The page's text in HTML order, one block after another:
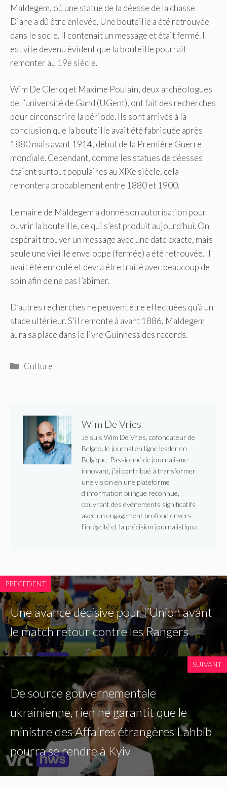
Maldegem, où une statue de la déesse de la chasse
Diane a dû être enlevée. Une bouteille a été retrouvée
dans le socle. Il contenait un message et était fermé. Il
est vite devenu évident que la bouteille pourrait
remonter au 19e siècle.
Wim De Clercq et Maxime Poulain, deux archéologues
de l’université de Gand (UGent), ont fait des recherches
pour circonscrire la période. Ils sont arrivés à la
conclusion que la bouteille avait été fabriquée après
1880 mais avant 1914, début de la Première Guerre
mondiale. Cependant, comme les statues de déesses
étaient surtout populaires au XIXe siècle, cela
remontera probablement entre 1880 et 1900.
Le maire de Maldegem a donné son autorisation pour
ouvrir la bouteille, ce qui s’est produit aujourd’hui. On
espérait trouver un message avec une date exacte, mais
seule une vieille enveloppe (fermée) a été retrouvée. Il
avait été enroulé et devra être traité avec beaucoup de
soin afin de ne pas l’abîmer.
D’autres recherches ne peuvent être effectuées qu’à un
stade ultérieur. S’il remonte à avant 1886, Maldegem
aura sa place dans le livre Guinness des records.
Catégories
Culture
Wim De Vries
Je suis Wim De Vries, cofondateur de
Belgeo, le journal en ligne leader en
Belgique. Passionné de journalisme
innovant, j'ai contribué à transformer
une vision en une plateforme
d'information bilingue reconnue,
couvrant des événements significatifs
avec un engagement profond envers
l'intégrité et la précision journalistique.
PRECEDENT
Une avance décisive pour l’Union avant
le match retour contre les Rangers
SUIVANT
De source gouvernementale
ukrainienne, rien ne garantit que le
ministre des Affaires étrangères Lahbib
pourra se rendre à Kyiv